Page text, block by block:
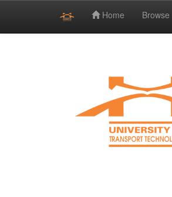
Home Browse